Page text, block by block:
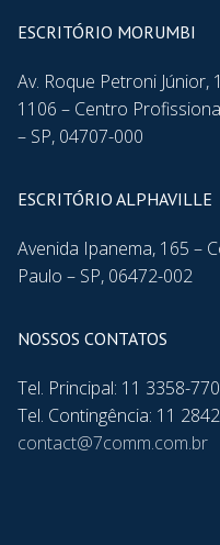
ESCRITÓRIO MORUMBI
Av. Roque Petroni Júnior,
1106 – Centro
– SP, 04707-000
ESCRITÓRIO ALPHAVILLE
Avenida Ipanema, 165 –
Paulo – SP, 06472-002
NOSSOS CONTATOS
Tel. Principal: 11 3358-
Tel. Contingência: 11
contact@7comm.com.br